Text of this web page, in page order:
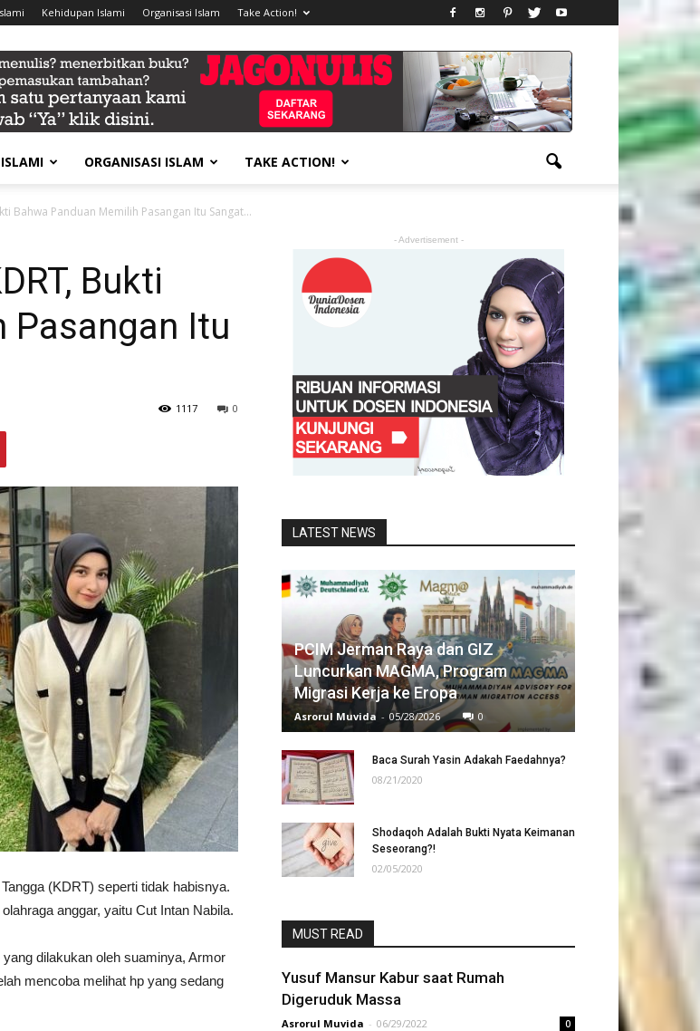
Kehidupan Islami Organisasi Islam Take Action!
ORGANISASI ISLAM TAKE ACTION!
Bahwa Panduan Memilih Pasangan Itu Sangat...
Bukti
Pasangan Itu
0
1117
(KDRT) seperti tidak habisnya.
anggar, yaitu Cut Intan Nabila.
dilakukan oleh suaminya, Armor
mencoba melihat hp yang sedang
- Advertisement -
LATEST NEWS
PCIM Jerman Raya dan GIZ
Luncurkan MAGMA, Program
Migrasi Kerja ke Eropa
Asrorul Muvida - 05/28/2026 0
Baca Surah Yasin Adakah Faedahnya?
08/21/2020
Shodaqoh Adalah Bukti Nyata Keimanan
Seseorang?!
02/05/2020
MUST READ
Yusuf Mansur Kabur saat Rumah
Digeruduk Massa
Asrorul Muvida - 06/29/2022 0